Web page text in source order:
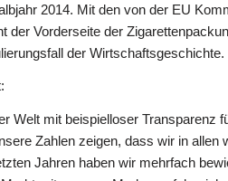
2014. Mit den von der EU
der Vorderseite der
der Wirtschaftsgeschichte.
Welt mit beispielloser Transparenz
Zahlen zeigen, dass wir in allen
Jahren haben wir mehrfach